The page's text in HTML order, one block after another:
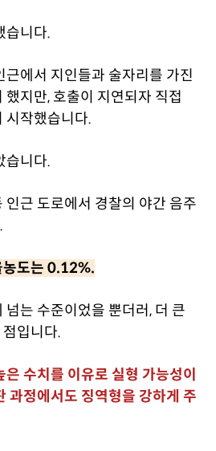
습니다.
근에서 지인들과 술자리를 가진
지만, 호출이 지연되자 직접
시작했습니다.
습니다.
인근 도로에서 경찰의 야간 음주
농도는 0.12%.
는 수준이었을 뿐더러, 더 큰
입니다.
수치를 이유로 실형 가능성이
과정에서도 징역형을 강하게 주